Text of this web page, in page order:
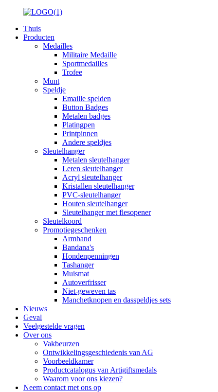
Thuis
Producten
Medailles
Militaire Medaille
Sportmedailles
Trofee
Munt
Speldje
Emaille spelden
Button Badges
Metalen badges
Platingpen
Printpinnen
Andere speldjes
Sleutelhanger
Metalen sleutelhanger
Leren sleutelhanger
Acryl sleutelhanger
Kristallen sleutelhanger
PVC-sleutelhanger
Houten sleutelhanger
Sleutelhanger met flesopener
Sleutelkoord
Promotiegeschenken
Armband
Bandana's
Hondenpenningen
Tashanger
Muismat
Autoverfrisser
Niet-geweven tas
Manchetknopen en dasspeldjes sets
Nieuws
Geval
Veelgestelde vragen
Over ons
Vakbeurzen
Ontwikkelingsgeschiedenis van AG
Voorbeeldkamer
Productcatalogus van Artigiftsmedals
Waarom voor ons kiezen?
Neem contact met ons op